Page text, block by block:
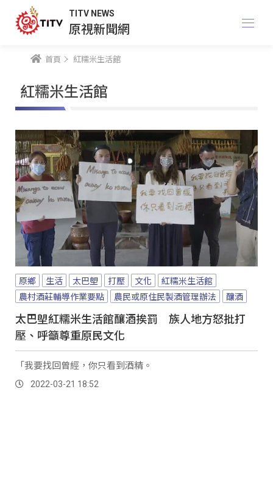
TITV NEWS
原視新聞網
首頁 紅糯米生活館
紅糯米生活館
原鄉 生活 太巴塱 打壓 文化
紅糯米生活館
農村酒莊輔導作業要點
農民或原住民製酒管理辦法 釀酒
太巴塱紅糯米生活館釀酒挨罰 族人地方怒批打
壓、呼籲尊重原民文化
「我要找回曾經，你只看到酒精。
2022-03-21 18:52